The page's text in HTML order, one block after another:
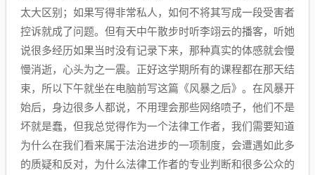
太大区别；如果写得非常私人，如何不将其写成一段受害者
控诉就成了问题。但有天中午散步时听李翊云的播客，听她
说很多经历如果当时没有记录下来，那种真实的体感就会慢
慢消逝，心头为之一震。正好这学期所有的课程都在那天结
束，所以下午就坐在电脑前写这篇《风暴之后》。在风暴开
始后，身边很多人都说，不用理会那些网络喷子，他们不是
坏就是蠢，但我总觉得作为一个法律工作者，我们需要知道
为什么在我们看来属于法治进步的一项制度，会遭遇如此多
的质疑和反对，为什么法律工作者的专业判断和很多公众的